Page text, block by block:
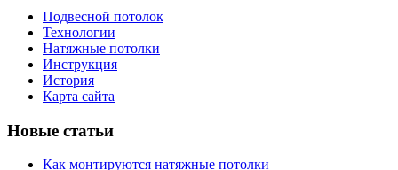
Подвесной потолок
Технологии
Натяжные потолки
Инструкция
История
Карта сайта
Новые статьи
Как монтируются натяжные потолки